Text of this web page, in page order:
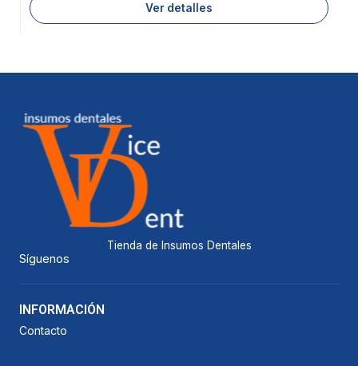
Ver detalles
Tienda de Insumos Dentales
Síguenos
INFORMACIÓN
Contacto